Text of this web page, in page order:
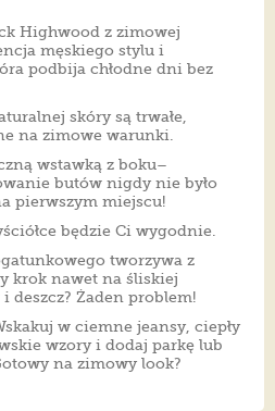
Highwood z zimowej
męskiego stylu i
podbija chłodne dni bez
skóry są trwałe,
na zimowe warunki.
wstawką z boku–
butów nigdy nie było
pierwszym miejscu!
będzie Ci wygodnie.
tworzywa z
krok nawet na śliskiej
deszcz? Żaden problem!
w ciemne jeansy, ciepły
wzory i dodaj parkę lub
na zimowy look?